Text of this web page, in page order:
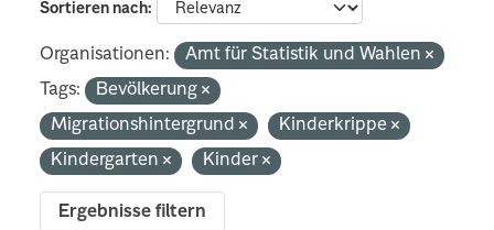
Sortieren nach
Organisationen:
Amt für Statistik und Wahlen
Tags:
Bevölkerung
Migrationshintergrund
Kinderkrippe
Kindergarten
Kinder
Ergebnisse filtern